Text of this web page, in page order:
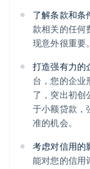
了解条款和条
款相关的任何
现意外很重要。
打造强有力的
台，您的企业
了，突出初创
于小额贷款，
准的机会。
考虑对信用的
能对您的信用